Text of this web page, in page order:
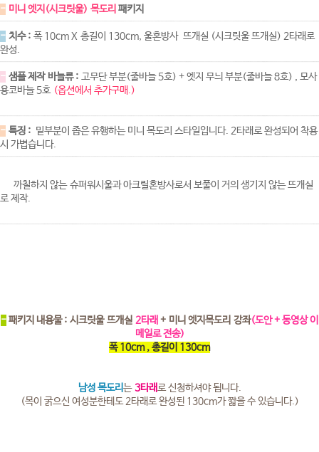
- 미니 엣지(시크릿울) 목도리 패키지
- 치수 : 폭 10cm X 총길이 130cm, 울혼방사 뜨개실 (시크릿울 뜨개실) 2타래로
완성.
- 샘플 제작 바늘류 : 고무단 부분(줄바늘 5호) + 엣지 무늬 부분(줄바늘 8호) , 모사
용코바늘 5호 (옵션에서 추가구매.)
- 특징 : 밑부분이 좁은 유행하는 미니 목도리 스타일입니다. 2타래로 완성되어 착용
시 가볍습니다.
까칠하지 않는 슈퍼워시울과 아크릴혼방사로서 보풀이 거의 생기지 않는 뜨개실
로 제작.
-패키지 내용물 : 시크릿울 뜨개실 2타래 + 미니 엣지목도리 강좌(도안 + 동영상이
메일로 전송)
폭 10cm , 총길이 130cm
남성 목도리는 3타래로 신청하셔야 됩니다.
(목이 굵으신 여성분한테도 2타래로 완성된 130cm가 짧을 수 있습니다.)